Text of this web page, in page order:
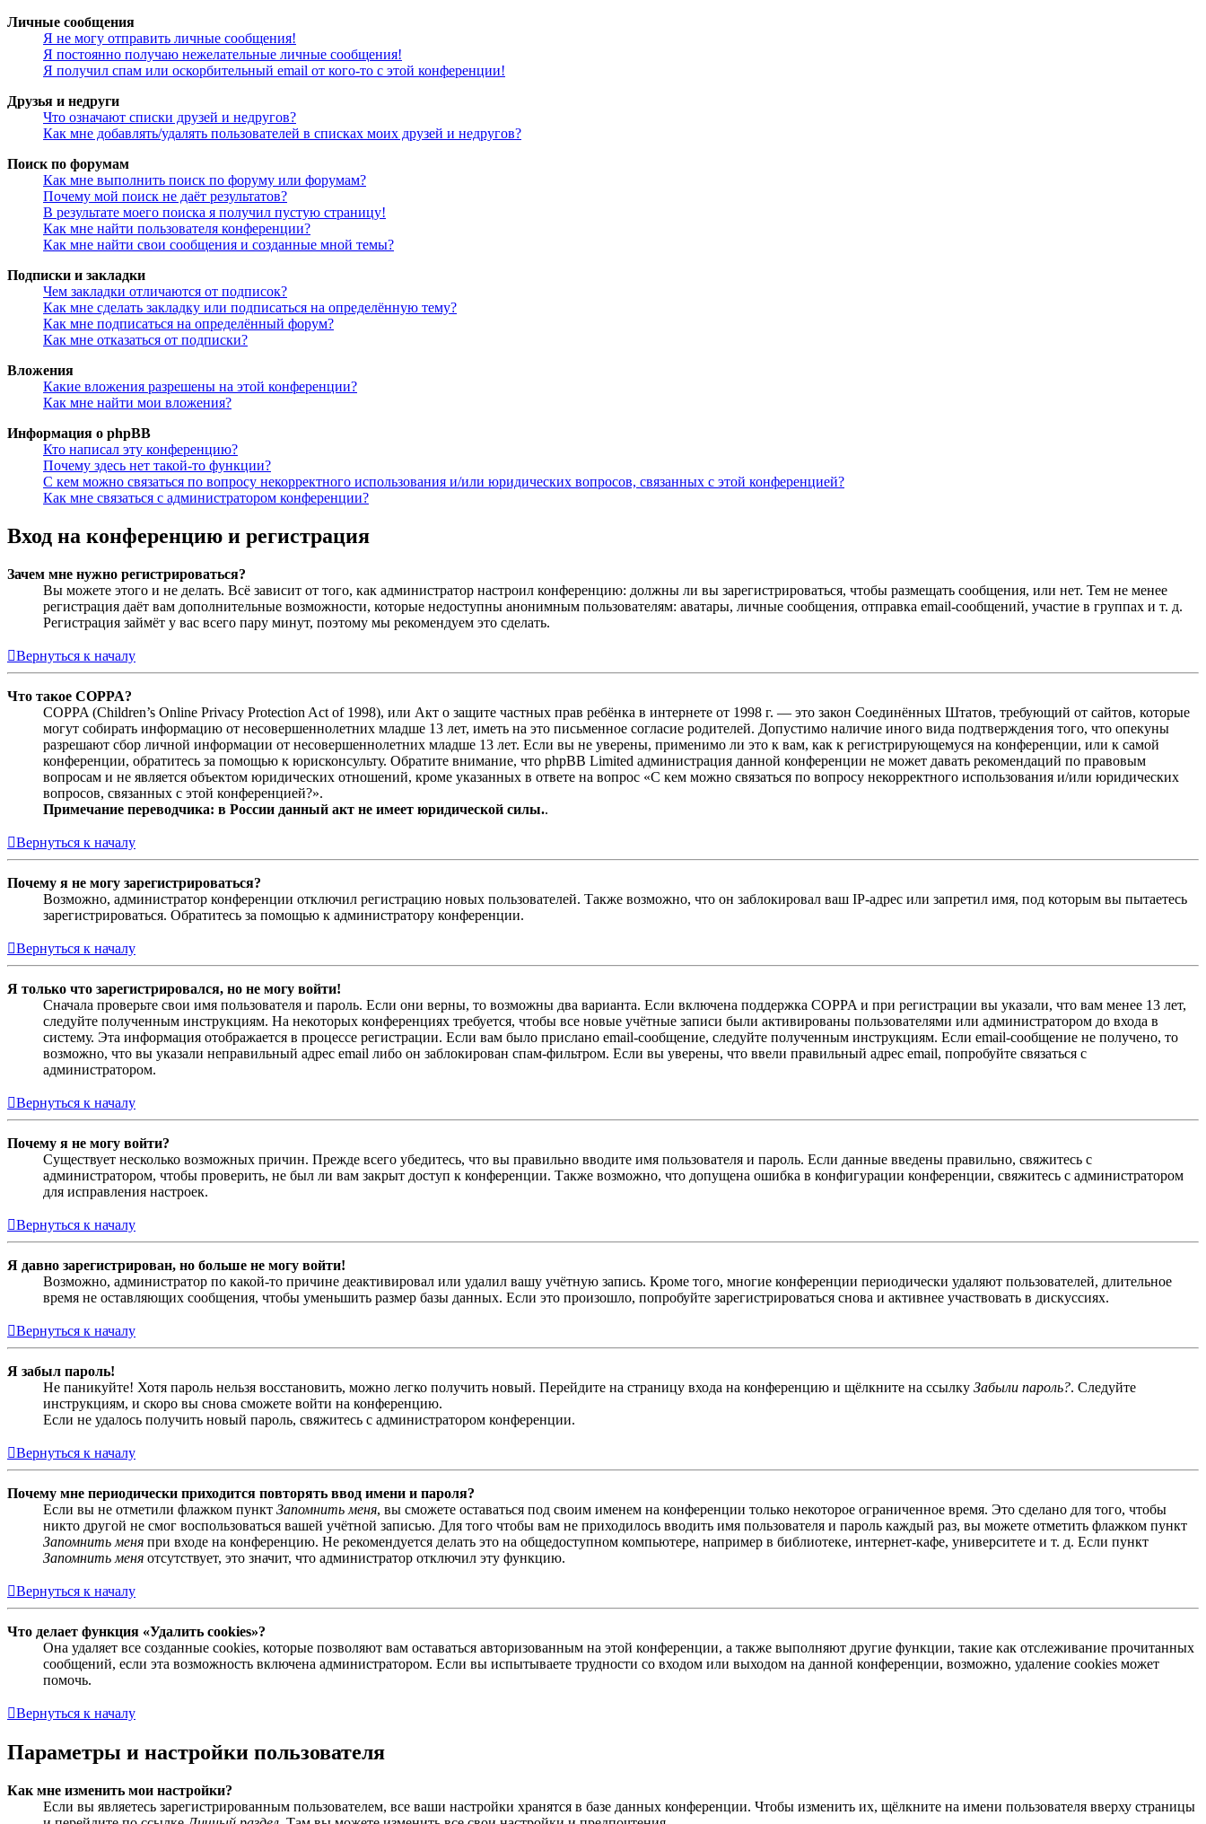
Личные сообщения
Я не могу отправить личные сообщения!
Я постоянно получаю нежелательные личные сообщения!
Я получил спам или оскорбительный email от кого-то с этой конференции!
Друзья и недруги
Что означают списки друзей и недругов?
Как мне добавлять/удалять пользователей в списках моих друзей и недругов?
Поиск по форумам
Как мне выполнить поиск по форуму или форумам?
Почему мой поиск не даёт результатов?
В результате моего поиска я получил пустую страницу!
Как мне найти пользователя конференции?
Как мне найти свои сообщения и созданные мной темы?
Подписки и закладки
Чем закладки отличаются от подписок?
Как мне сделать закладку или подписаться на определённую тему?
Как мне подписаться на определённый форум?
Как мне отказаться от подписки?
Вложения
Какие вложения разрешены на этой конференции?
Как мне найти мои вложения?
Информация о phpBB
Кто написал эту конференцию?
Почему здесь нет такой-то функции?
С кем можно связаться по вопросу некорректного использования и/или юридических вопросов, связанных с этой конференцией?
Как мне связаться с администратором конференции?
Вход на конференцию и регистрация
Зачем мне нужно регистрироваться?
Вы можете этого и не делать. Всё зависит от того, как администратор настроил конференцию: должны ли вы зарегистрироваться, чтобы размещать сообщения, или нет. Тем не менее
регистрация даёт вам дополнительные возможности, которые недоступны анонимным пользователям: аватары, личные сообщения, отправка email-сообщений, участие в группах и т. д.
Регистрация займёт у вас всего пару минут, поэтому мы рекомендуем это сделать.
Вернуться к началу
Что такое COPPA?
COPPA (Children’s Online Privacy Protection Act of 1998), или Акт о защите частных прав ребёнка в интернете от 1998 г. — это закон Соединённых Штатов, требующий от сайтов, которые
могут собирать информацию от несовершеннолетних младше 13 лет, иметь на это письменное согласие родителей. Допустимо наличие иного вида подтверждения того, что опекуны
разрешают сбор личной информации от несовершеннолетних младше 13 лет. Если вы не уверены, применимо ли это к вам, как к регистрирующемуся на конференции, или к самой
конференции, обратитесь за помощью к юрисконсульту. Обратите внимание, что phpBB Limited администрация данной конференции не может давать рекомендаций по правовым
вопросам и не является объектом юридических отношений, кроме указанных в ответе на вопрос «С кем можно связаться по вопросу некорректного использования и/или юридических
вопросов, связанных с этой конференцией?».
Примечание переводчика: в России данный акт не имеет юридической силы..
Вернуться к началу
Почему я не могу зарегистрироваться?
Возможно, администратор конференции отключил регистрацию новых пользователей. Также возможно, что он заблокировал ваш IP-адрес или запретил имя, под которым вы пытаетесь
зарегистрироваться. Обратитесь за помощью к администратору конференции.
Вернуться к началу
Я только что зарегистрировался, но не могу войти!
Сначала проверьте свои имя пользователя и пароль. Если они верны, то возможны два варианта. Если включена поддержка COPPA и при регистрации вы указали, что вам менее 13 лет,
следуйте полученным инструкциям. На некоторых конференциях требуется, чтобы все новые учётные записи были активированы пользователями или администратором до входа в
систему. Эта информация отображается в процессе регистрации. Если вам было прислано email-сообщение, следуйте полученным инструкциям. Если email-сообщение не получено, то
возможно, что вы указали неправильный адрес email либо он заблокирован спам-фильтром. Если вы уверены, что ввели правильный адрес email, попробуйте связаться с
администратором.
Вернуться к началу
Почему я не могу войти?
Существует несколько возможных причин. Прежде всего убедитесь, что вы правильно вводите имя пользователя и пароль. Если данные введены правильно, свяжитесь с
администратором, чтобы проверить, не был ли вам закрыт доступ к конференции. Также возможно, что допущена ошибка в конфигурации конференции, свяжитесь с администратором
для исправления настроек.
Вернуться к началу
Я давно зарегистрирован, но больше не могу войти!
Возможно, администратор по какой-то причине деактивировал или удалил вашу учётную запись. Кроме того, многие конференции периодически удаляют пользователей, длительное
время не оставляющих сообщения, чтобы уменьшить размер базы данных. Если это произошло, попробуйте зарегистрироваться снова и активнее участвовать в дискуссиях.
Вернуться к началу
Я забыл пароль!
Не паникуйте! Хотя пароль нельзя восстановить, можно легко получить новый. Перейдите на страницу входа на конференцию и щёлкните на ссылку Забыли пароль?. Следуйте
инструкциям, и скоро вы снова сможете войти на конференцию.
Если не удалось получить новый пароль, свяжитесь с администратором конференции.
Вернуться к началу
Почему мне периодически приходится повторять ввод имени и пароля?
Если вы не отметили флажком пункт Запомнить меня, вы сможете оставаться под своим именем на конференции только некоторое ограниченное время. Это сделано для того, чтобы
никто другой не смог воспользоваться вашей учётной записью. Для того чтобы вам не приходилось вводить имя пользователя и пароль каждый раз, вы можете отметить флажком пункт
Запомнить меня при входе на конференцию. Не рекомендуется делать это на общедоступном компьютере, например в библиотеке, интернет-кафе, университете и т. д. Если пункт
Запомнить меня отсутствует, это значит, что администратор отключил эту функцию.
Вернуться к началу
Что делает функция «Удалить cookies»?
Она удаляет все созданные cookies, которые позволяют вам оставаться авторизованным на этой конференции, а также выполняют другие функции, такие как отслеживание прочитанных
сообщений, если эта возможность включена администратором. Если вы испытываете трудности со входом или выходом на данной конференции, возможно, удаление cookies может
помочь.
Вернуться к началу
Параметры и настройки пользователя
Как мне изменить мои настройки?
Если вы являетесь зарегистрированным пользователем, все ваши настройки хранятся в базе данных конференции. Чтобы изменить их, щёлкните на имени пользователя вверху страницы